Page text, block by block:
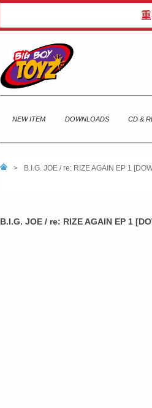
NEW ITEM DOWNLOADS CD &
> B.I.G. JOE / re: RIZE AGAIN EP 1
B.I.G. JOE / re: RIZE AGAIN EP 1